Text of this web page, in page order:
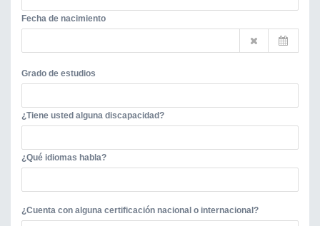
Fecha de nacimiento
Grado de estudios
¿Tiene usted alguna discapacidad?
¿Qué idiomas habla?
¿Cuenta con alguna certificación nacional o internacional?